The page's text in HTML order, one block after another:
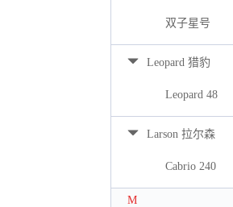
双子星号
Leopard 猎豹
Leopard 48
Larson 拉尔森
Cabrio 240
M